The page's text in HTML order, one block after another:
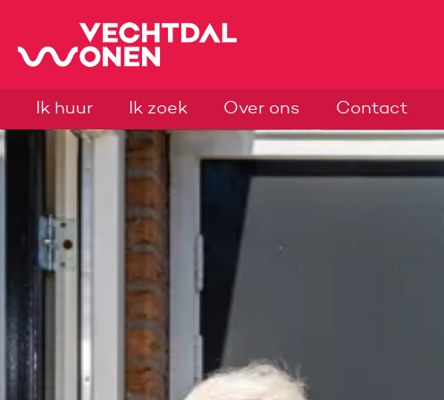
Naar hoofdinhoud
Naar hoofdnavigatiemenu
Naar zoeken
Naar de homepage
Ik huur Ik zoek Over ons Contact